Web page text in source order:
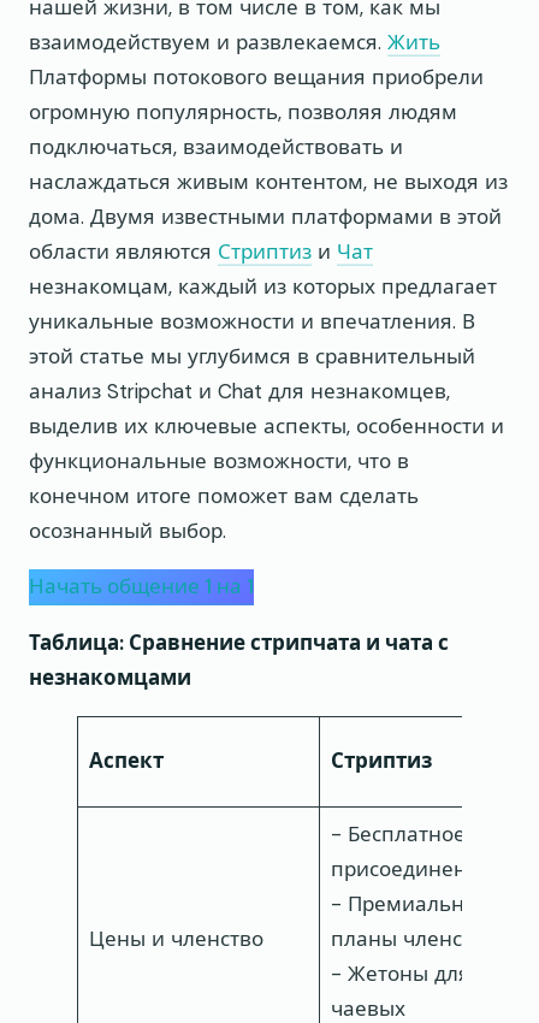
нашей жизни, в том числе в том, как мы
взаимодействуем и развлекаемся. Жить
Платформы потокового вещания приобрели
огромную популярность, позволяя людям
подключаться, взаимодействовать и
наслаждаться живым контентом, не выходя из
дома. Двумя известными платформами в этой
области являются Стриптиз и Чат
незнакомцам, каждый из которых предлагает
уникальные возможности и впечатления. В
этой статье мы углубимся в сравнительный
анализ Stripchat и Chat для незнакомцев,
выделив их ключевые аспекты, особенности и
функциональные возможности, что в
конечном итоге поможет вам сделать
осознанный выбор.
Начать общение 1 на 1
Таблица: Сравнение стрипчата и чата с
незнакомцами
Аспект Стриптиз
Цены и членство
- Бесплатное
присоединение
- Премиальные
планы членства
- Жетоны для
чаевых